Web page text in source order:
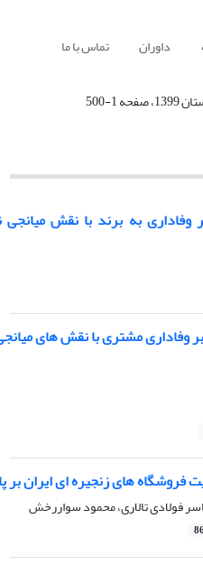
داوران تماس با ما
بر وفاداری به برند با نقش
وفاداری مشتری با نقش های
های زنجیره ای ایران بر
فولادی تالاری، محمود سواررخش